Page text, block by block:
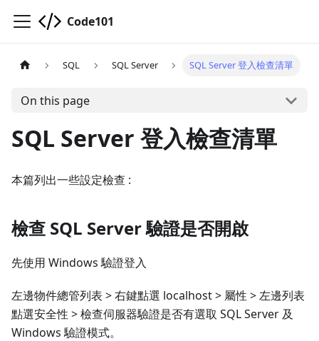
Code101
SQL SQL Server SQL Server 登入檢查清單
On this page
SQL Server 登入檢查清單
本篇列出一些設定檢查 :
檢查 SQL Server 驗證是否開啟
先使用 Windows 驗證登入
左邊物件總管列表 > 右鍵點選 localhost > 屬性 > 左邊列表
點選安全性 > 檢查伺服器驗證是否有選取 SQL Server 及
Windows 驗證模式。